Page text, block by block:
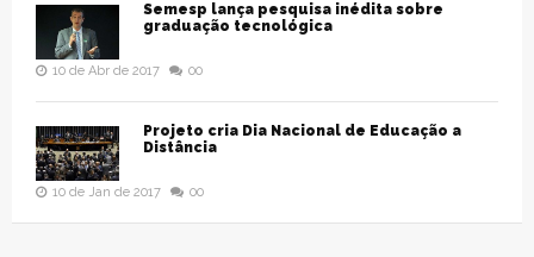
Semesp lança pesquisa inédita sobre
graduação tecnológica
10 de Abr de 2017 00
Projeto cria Dia Nacional de Educação a
Distância
10 de Jan de 2017 00